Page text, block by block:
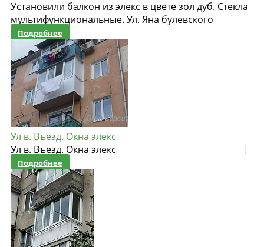
Установили балкон из элекс в цвете зол дуб. Стекла
мультифункциональные. Ул. Яна булевского
Подробнее
Ул в. Въезд. Окна элекс
Ул в. Въезд. Окна элекс
Подробнее